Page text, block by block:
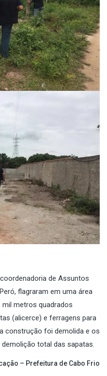
de Assuntos
flagraram em uma área
metros quadrados
(alicerce) e ferragens para
construção foi demolida e os
total das sapatas.
– Prefeitura de Cabo Frio